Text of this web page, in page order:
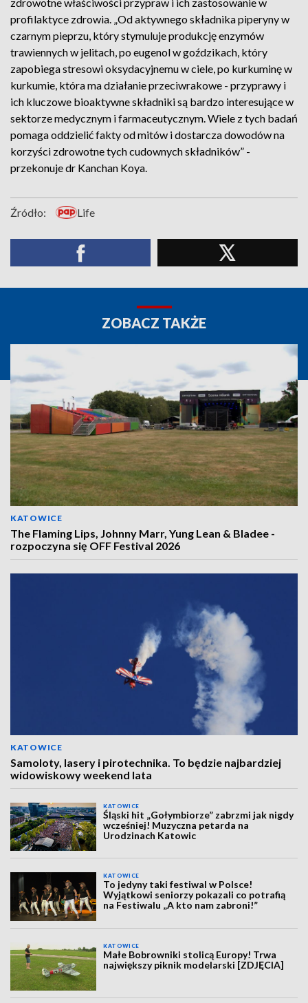
profilaktyce zdrowia. „Od aktywnego składnika piperyny w
czarnym pieprzu, który stymuluje produkcję enzymów
trawiennych w jelitach, po eugenol w goździkach, który
zapobiega stresowi oksydacyjnemu w ciele, po kurkuminę w
kurkumie, która ma działanie przeciwrakowe - przyprawy i
ich kluczowe bioaktywne składniki są bardzo interesujące w
sektorze medycznym i farmaceutycznym. Wiele z tych badań
pomaga oddzielić fakty od mitów i dostarcza dowodów na
korzyści zdrowotne tych cudownych składników” -
przekonuje dr Kanchan Koya.
Źródło: Life
ZOBACZ TAKŻE
KATOWICE
The Flaming Lips, Johnny Marr, Yung Lean & Bladee -
rozpoczyna się OFF Festival 2026
KATOWICE
Samoloty, lasery i pirotechnika. To będzie najbardziej
widowiskowy weekend lata
KATOWICE
Śląski hit „Gołymbiorze” zabrzmi jak nigdy
wcześniej! Muzyczna petarda na
Urodzinach Katowic
KATOWICE
To jedyny taki festiwal w Polsce!
Wyjątkowi seniorzy pokazali co potrafią
na Festiwalu „A kto nam zabroni!”
KATOWICE
Małe Bobrowniki stolicą Europy! Trwa
największy piknik modelarski [ZDJĘCIA]